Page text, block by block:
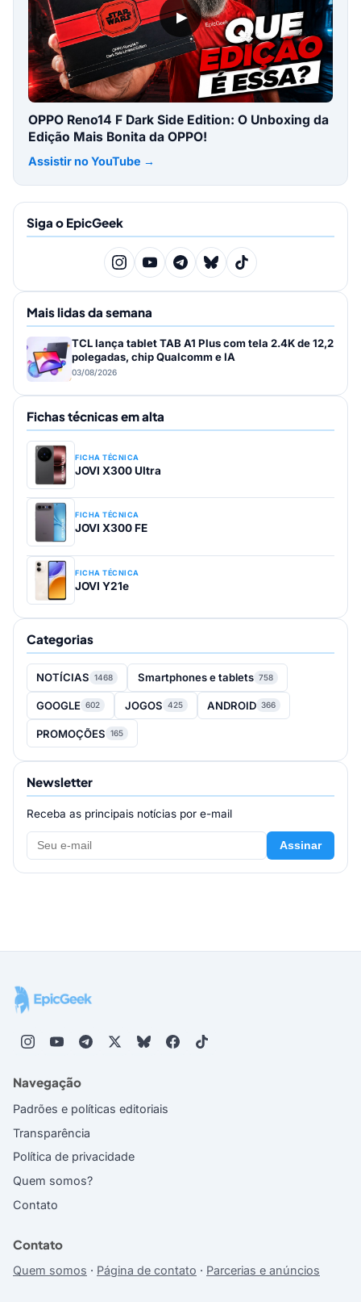
▶
OPPO Reno14 F Dark Side Edition: O Unboxing da
Edição Mais Bonita da OPPO!
Assistir no YouTube →
Siga o EpicGeek
Mais lidas da semana
TCL lança tablet TAB A1 Plus com tela 2.4K de 12,2
polegadas, chip Qualcomm e IA
03/08/2026
Fichas técnicas em alta
FICHA TÉCNICA
JOVI X300 Ultra
FICHA TÉCNICA
JOVI X300 FE
FICHA TÉCNICA
JOVI Y21e
Categorias
NOTÍCIAS 1468 Smartphones e tablets 758
GOOGLE 602 JOGOS 425 ANDROID 366
PROMOÇÕES 165
Newsletter
Receba as principais notícias por e-mail
Assinar
Navegação
Padrões e políticas editoriais
Transparência
Política de privacidade
Quem somos?
Contato
Contato
Quem somos · Página de contato · Parcerias e anúncios